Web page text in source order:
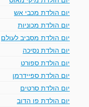
יום הולדת מכבי אש
יום הולדת מכוניות
יום הולדת מסביב לעולם
יום הולדת נסיכה
יום הולדת ספורט
יום הולדת ספיידרמן
יום הולדת סרטים
יום הולדת פו הדוב